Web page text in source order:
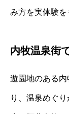
み方を実体験を
内牧温泉街
遊園地のある
り、温泉めぐ